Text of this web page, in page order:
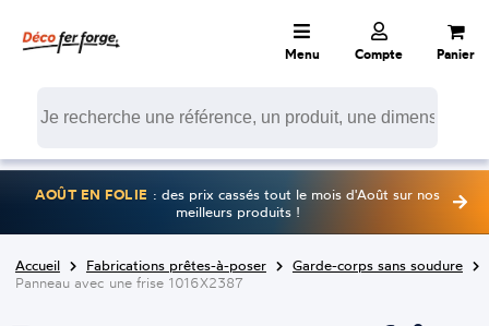
Menu Compte Panier
AOÛT EN FOLIE : des prix cassés tout le mois d'Août sur nos
meilleurs produits !
Accueil Fabrications prêtes-à-poser
Garde-corps sans soudure
Panneau avec une frise 1016X2387